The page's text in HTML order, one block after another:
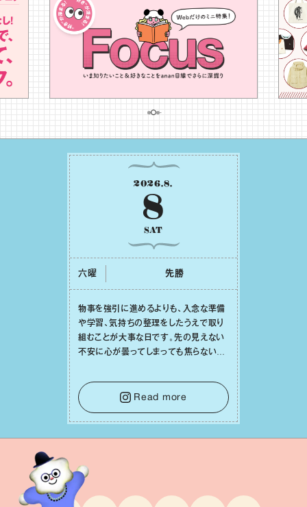
2026.8.
8
SAT
六曜 先勝
物事を強引に進めるよりも、⼊念な準備
や学習、気持ちの整理をしたうえで取り
組むことが⼤事な⽇です。先の⾒えない
不安に⼼が曇ってしまっても焦らない
⾝や疲れていそうな⼈をいたわることに
時間を使いましょう。ここでしっかりとエ
ネルギーを蓄え、困難を乗り越える⼒に
変えましょう。
Read more